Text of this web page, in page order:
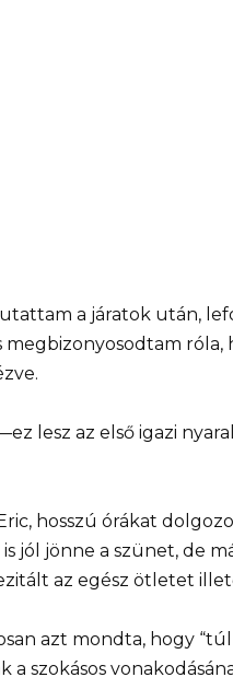
a járatok után,
megbizonyosodtam róla,
lesz az első igazi
hosszú órákat
jól jönne a szünet, de
az egész ötletet
azt mondta, hogy
a szokásos